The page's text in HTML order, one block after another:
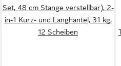
Set, 48 cm Stange verstellbar), 2-
in-1 Kurz- und Langhantel, 31 kg,
12 Scheiben